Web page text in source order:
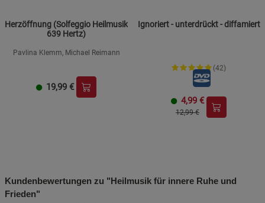
Herzöffnung (Solfeggio Heilmusik
639 Hertz)
Pavlina Klemm, Michael Reimann
19,99 €
Ignoriert - unterdrückt - diffamiert
(42)
4,99 €
12,99 €
Kundenbewertungen zu "Heilmusik für innere Ruhe und
Frieden"